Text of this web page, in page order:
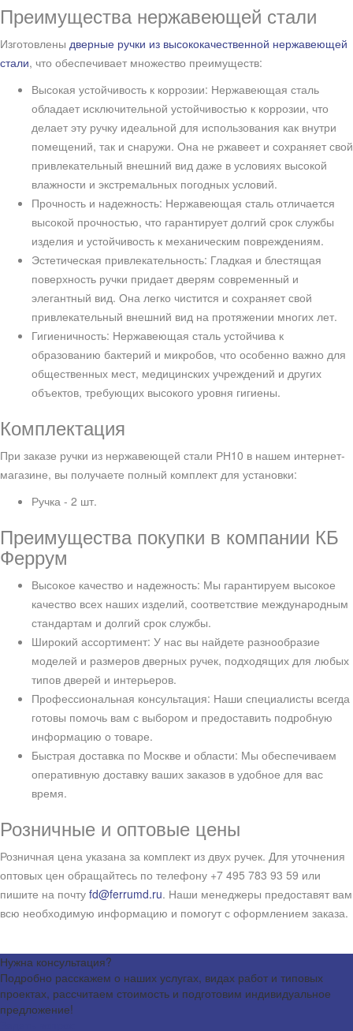
Преимущества нержавеющей стали
Изготовлены дверные ручки из высококачественной нержавеющей
стали, что обеспечивает множество преимуществ:
Высокая устойчивость к коррозии: Нержавеющая сталь
обладает исключительной устойчивостью к коррозии, что
делает эту ручку идеальной для использования как внутри
помещений, так и снаружи. Она не ржавеет и сохраняет свой
привлекательный внешний вид даже в условиях высокой
влажности и экстремальных погодных условий.
Прочность и надежность: Нержавеющая сталь отличается
высокой прочностью, что гарантирует долгий срок службы
изделия и устойчивость к механическим повреждениям.
Эстетическая привлекательность: Гладкая и блестящая
поверхность ручки придает дверям современный и
элегантный вид. Она легко чистится и сохраняет свой
привлекательный внешний вид на протяжении многих лет.
Гигиеничность: Нержавеющая сталь устойчива к
образованию бактерий и микробов, что особенно важно для
общественных мест, медицинских учреждений и других
объектов, требующих высокого уровня гигиены.
Комплектация
При заказе ручки из нержавеющей стали РН10 в нашем интернет-
магазине, вы получаете полный комплект для установки:
Ручка - 2 шт.
Преимущества покупки в компании КБ
Феррум
Высокое качество и надежность: Мы гарантируем высокое
качество всех наших изделий, соответствие международным
стандартам и долгий срок службы.
Широкий ассортимент: У нас вы найдете разнообразие
моделей и размеров дверных ручек, подходящих для любых
типов дверей и интерьеров.
Профессиональная консультация: Наши специалисты всегда
готовы помочь вам с выбором и предоставить подробную
информацию о товаре.
Быстрая доставка по Москве и области: Мы обеспечиваем
оперативную доставку ваших заказов в удобное для вас
время.
Розничные и оптовые цены
Розничная цена указана за комплект из двух ручек. Для уточнения
оптовых цен обращайтесь по телефону +7 495 783 93 59 или
пишите на почту fd@ferrumd.ru. Наши менеджеры предоставят вам
всю необходимую информацию и помогут с оформлением заказа.
Нужна консультация?
Подробно расскажем о наших услугах, видах работ и типовых
проектах, рассчитаем стоимость и подготовим индивидуальное
предложение!